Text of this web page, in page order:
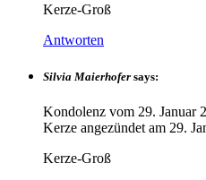
Kerze-Groß
Antworten
Silvia Maierhofer says:
Kondolenz vom 29. Januar
Kerze angezündet am 29.
Kerze-Groß